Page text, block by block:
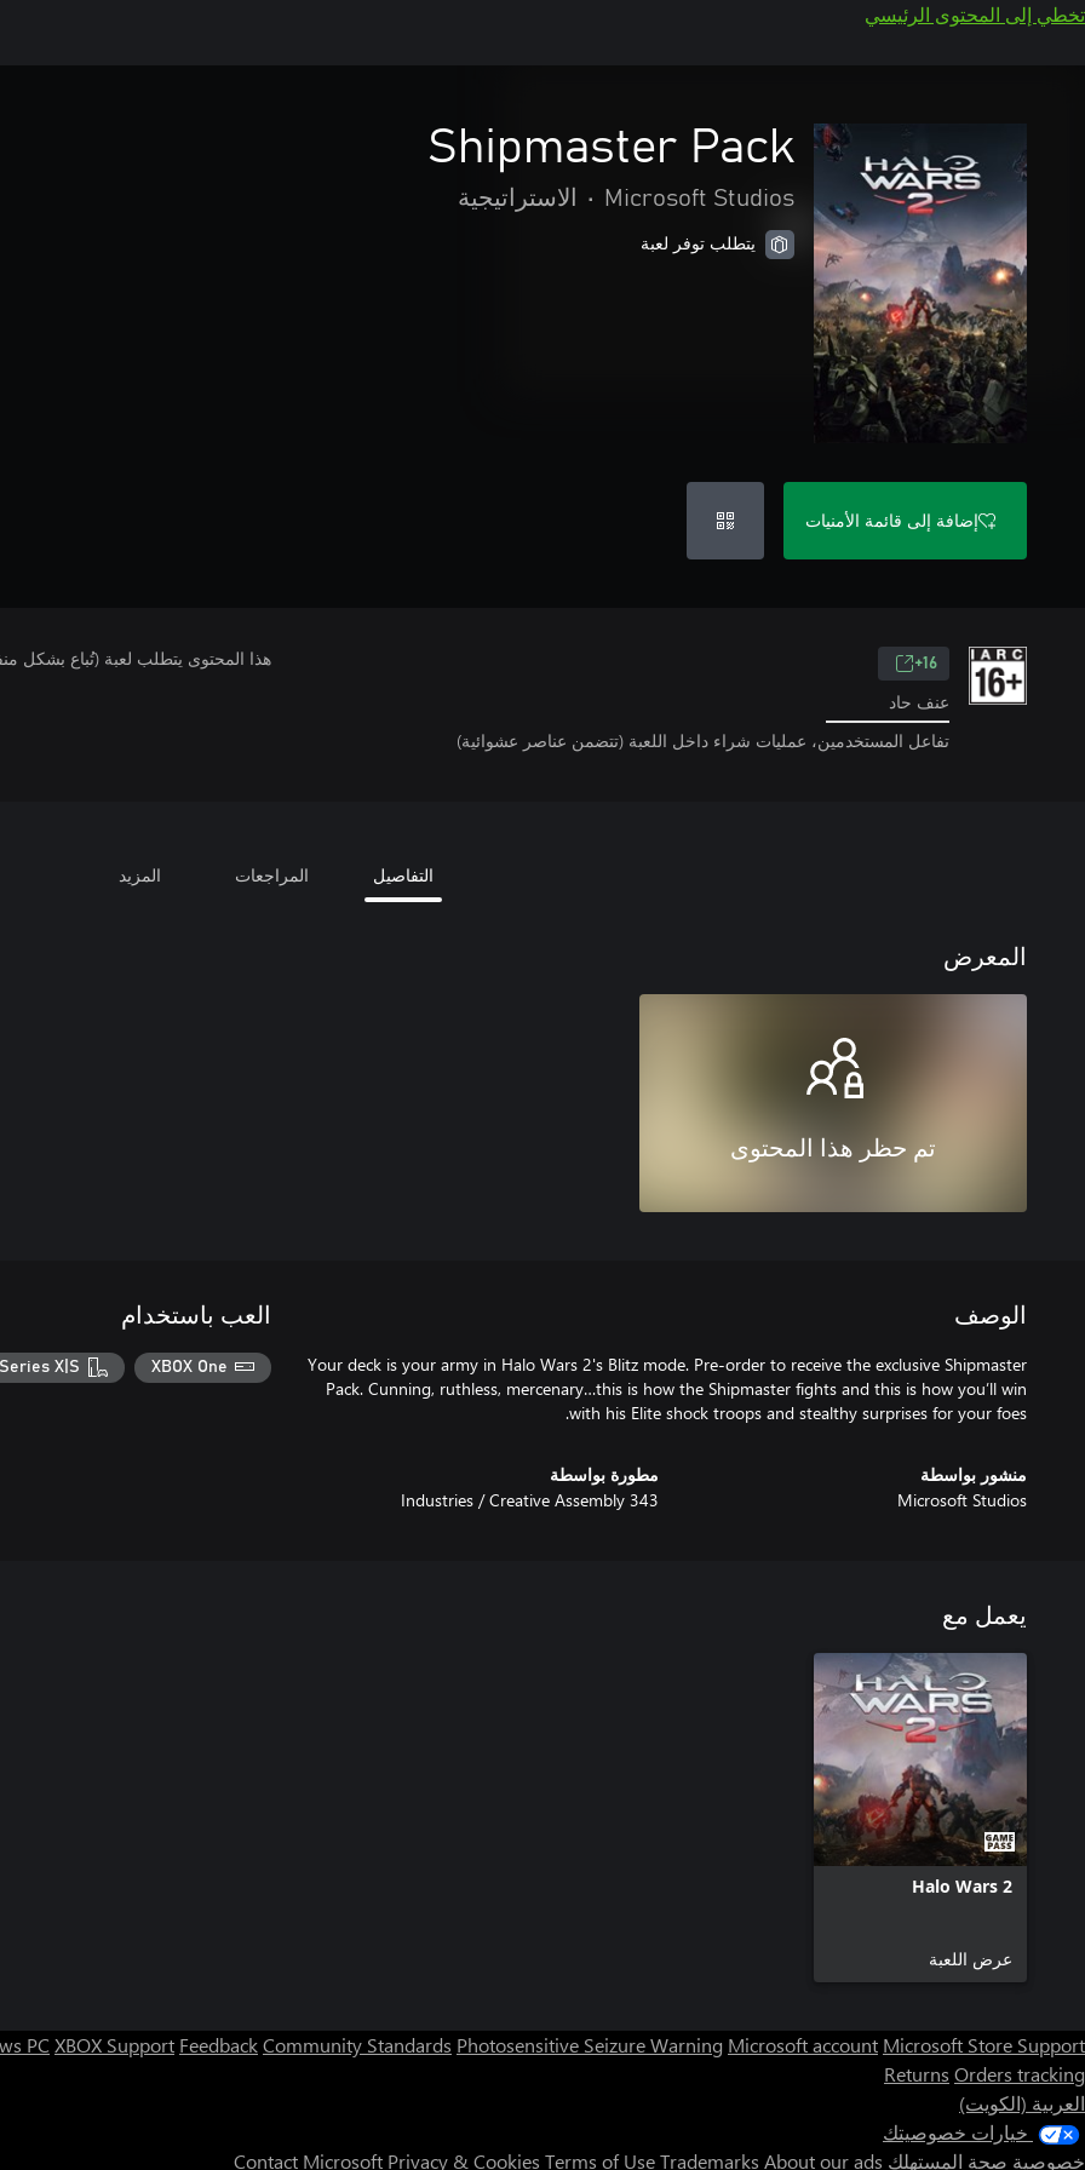
تخطي إلى المحتوى الرئيسي
Shipmaster Pack
Microsoft Studios
• الاستراتيجية
يتطلب توفر لعبة
إضافة إلى قائمة الأمنيات
16+
عنف حاد
تفاعل المستخدمين، عمليات شراء داخل اللعبة (تتضمن عناصر عشوائية)
هذا المحتوى يتطلب لعبة (تُباع بشكل
التفاصيل المراجعات المزيد
المعرض
تم حظر هذا المحتوى
الوصف
Your deck is your army in Halo Wars 2's Blitz mode. Pre-order to receive the exclusive Shipmaster
Pack. Cunning, ruthless, mercenary…this is how the Shipmaster fights and this is how you’ll win
with his Elite shock troops and stealthy surprises for your foes.
منشور بواسطة
Microsoft Studios
مطورة بواسطة
343 Industries / Creative Assembly
العب باستخدام
XBOX One
X|S
يعمل مع
Halo Wars 2
عرض اللعبة
PC XBOX Support FeedbackCommunity Standards Photosensitive Seizure Warning Microsoft account Microsoft Store Support
Returns Orders tracking
العربية (الكويت)
خيارات خصوصيتك
خصوصية صحة المستهلك
Contact Microsoft Privacy & Cookies Terms of UseTrademarks About our ads